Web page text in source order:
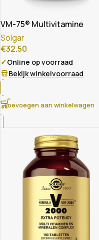
VM-75® Multivitamine
Solgar
€32.50
✓Online op voorraad
Bekijk winkelvoorraad
Toevoegen aan winkelwagen